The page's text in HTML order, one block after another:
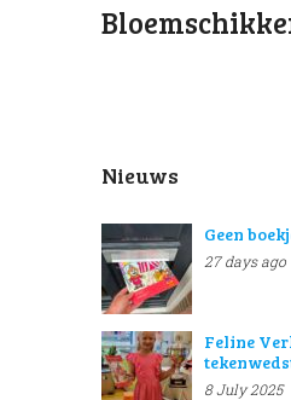
Nieuws
Geen
27 days ago
Feline
8 July 2025